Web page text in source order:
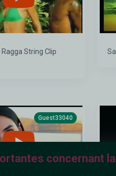
concernant
Guest33040